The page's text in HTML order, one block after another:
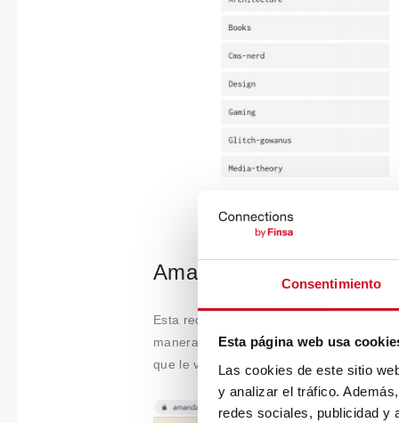
Consentimiento
Esta página web usa
Las cookies de este sitio
y analizar el tráfico.
redes sociales, publicidad y
Amanda Pinsker
Esta reconocida diseñadora dispone de
manera original los libros que va
que le van dejando.